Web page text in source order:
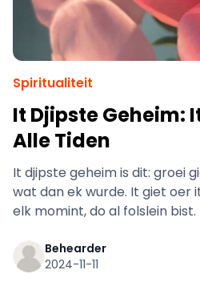
Spiritualiteit
It Djipste Geheim:
Alle Tiden
It djipste geheim is dit: groei
wat dan ek wurde. It giet oer
elk momint, do al folslein bist.
Behearder
2024-11-11